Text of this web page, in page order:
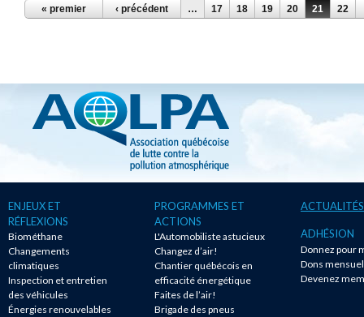
PAGES
« premier ‹ précédent … 17 18 19 20 21 22
ENJEUX ET
RÉFLEXIONS
Biométhane
Changements
climatiques
Inspection et entretien
des véhicules
Énergies renouvelables
PROGRAMMES ET
ACTIONS
L'Automobiliste astucieux
Changez d’air!
Chantier québécois en
efficacité énergétique
Faites de l’air!
Brigade des pneus
ACTUALITÉS
ADHÉSION
Donnez pour
Dons
Devenez